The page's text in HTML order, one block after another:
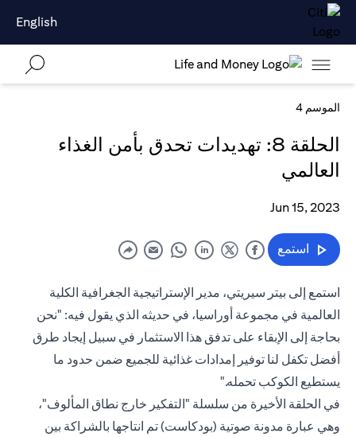
English
الموسم 4
الحلقة 8: تهديدات تحدق بأمن الغذاء
العالمي
Jun 15, 2023
استمع
استمع إلى بيتر سيريتي، مدير الإستراتيجية الجغرافية الكلية
العالمية في مجموعة أوراسيا، في حديثه الذي يقول فيه: "نحن
بحاجة إلى الإبقاء على تدفق هذا الاستثمار في سبيل إيجاد طرق
أفضل تكفل لنا توفير إمدادات غذائية للجميع ضمن حدود ما
يستطيع الكوكب تحمله."
في الحلقة الأخيرة من سلسلة "التفكير خارج نطاق المألوف"،
وهي عبارة مدونة صوتية (بودكاست) تم انتاجها بالشراكة بين